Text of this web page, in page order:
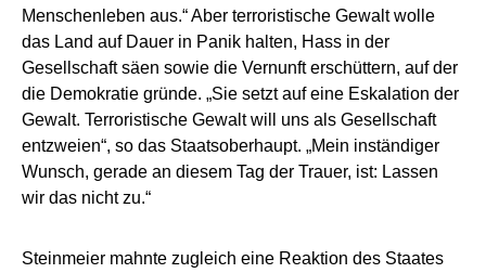
Menschenleben aus.“ Aber terroristische Gewalt wolle
das Land auf Dauer in Panik halten, Hass in der
Gesellschaft säen sowie die Vernunft erschüttern, auf der
die Demokratie gründe. „Sie setzt auf eine Eskalation der
Gewalt. Terroristische Gewalt will uns als Gesellschaft
entzweien“, so das Staatsoberhaupt. „Mein inständiger
Wunsch, gerade an diesem Tag der Trauer, ist: Lassen
wir das nicht zu.“
Steinmeier mahnte zugleich eine Reaktion des Staates